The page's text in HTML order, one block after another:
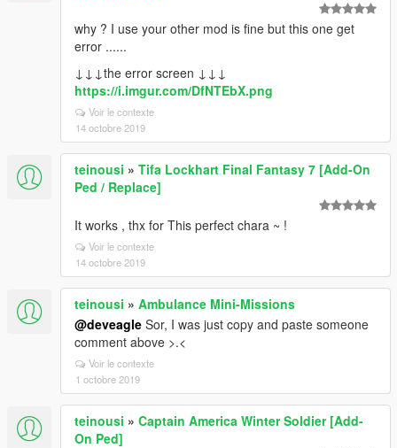
why ? I use your other mod is fine but this one get
error ......
↓↓↓the error screen ↓↓↓
https://i.imgur.com/DfNTEbX.png
Voir le contexte
14 octobre 2019
teinousi » Tifa Lockhart Final Fantasy 7 [Add-On
Ped / Replace]
It works , thx for This perfect chara ~ !
Voir le contexte
14 octobre 2019
teinousi » Ambulance Mini-Missions
@deveagle Sor, I was just copy and paste someone
comment above >.<
Voir le contexte
1 octobre 2019
teinousi » Captain America Winter Soldier [Add-
On Ped]